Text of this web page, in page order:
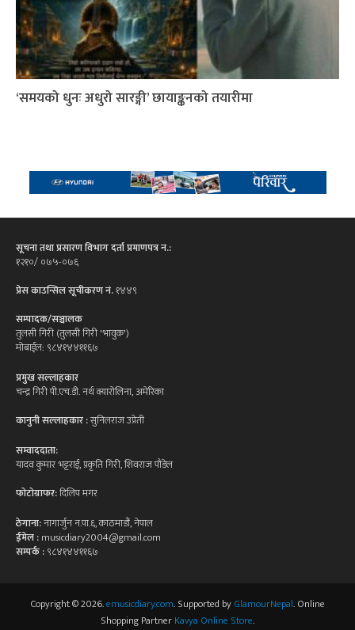
‘समयको धुनः अधुरो सारङ्गी’ छायाङ्कनको तयारीमा
सूचना तथा प्रसारण विभाग दर्ता प्रमाणपत्र न.:
१२१०/ ०७५-०७६
प्रेस काउन्सिल सूचीकरण नं.१४४९
सम्पादक/सञ्चालक
तुलसी गिरी (तुलसी गिरी 'भावुक')
मोबाईल: ९८४१४४११६७
प्रमुख सल्लाहकार
चन्द्र गिरी पी.एच.डी. नर्थ क्यारोलिना, अमेरिका
कानुनी सल्लाहकार :सुनिलराज उप्रेती
सम्वाददाता:
यादव कुमार भट्टराई, प्रकृति गिरी, शिवराज पौडेल
फोटोग्राफर:दिलिप मगर
ठेगाना:नागार्जुन न.पा.६, काठमाडौं, नेपाल
ईमेल :musicdiary2004@gmail.com
सम्पर्क :९८४१४४११६७
Copyright © 2026.emusicdiary.com. Supported byGlamourNepal. Online
Shopping PartnerKavya Online Store.